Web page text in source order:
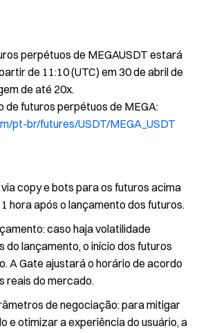
perpétuos de MEGAUSDT estará
de 11:10 (UTC) em 30 de abril de
de até 20x.
de futuros perpétuos de MEGA:
pt-br/futures/USDT/MEGA_USDT
copy e bots para os futuros acima
hora após o lançamento dos futuros.
caso haja volatilidade
do lançamento, o início dos futuros
A Gate ajustará o horário de acordo
reais do mercado.
de negociação: para mitigar
e otimizar a experiência do usuário, a